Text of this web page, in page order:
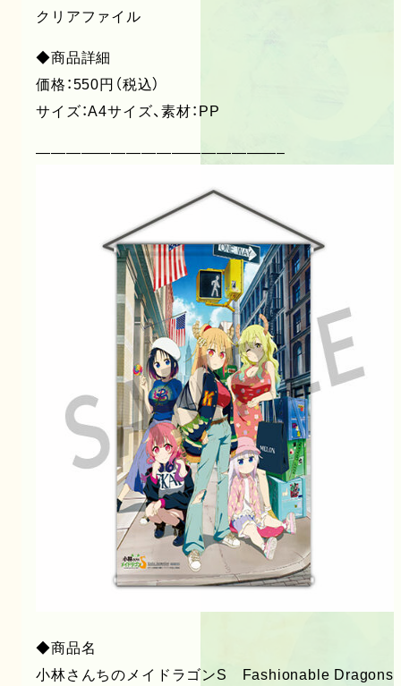
クリアファイル
◆商品詳細
価格：550円（税込）
サイズ：A4サイズ、素材：PP
————————————————–
◆商品名
小林さんちのメイドラゴンS Fashionable Dragons